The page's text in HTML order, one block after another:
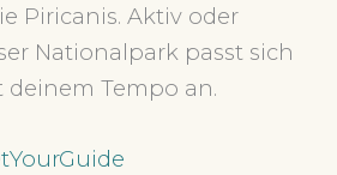
Piricanis. Aktiv oder
Nationalpark passt sich
Tempo an.